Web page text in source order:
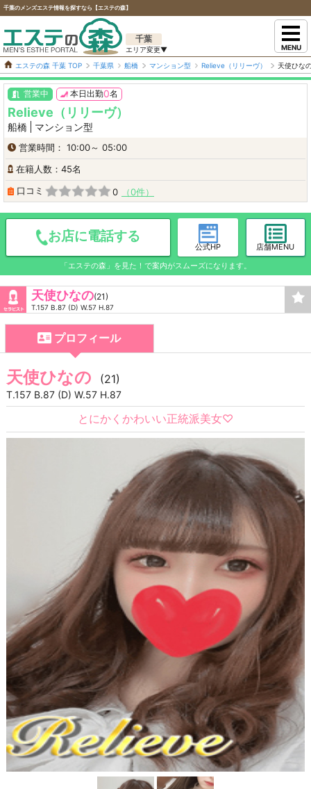
千葉のメンズエステ情報を探すなら【エステの森】
千葉
MENU
エステの森 千葉 TOP 千葉県 船橋 マンション型 Relieve（リリーヴ） 天使ひな
営業中 本日出勤0名
Relieve（リリーヴ）
船橋 マンション型
営業時間： 10:00～ 05:00
在籍人数：45名
口コミ
0 0件
お店に電話する
公式HP
店舗MENU
「エステの森」を見た！で案内がスムーズになります。
天使ひなの(21)
T.157 B.87 (D) W.57 H.87
プロフィール
天使ひなの (21)
T.157 B.87 (D) W.57 H.87
とにかくかわいい正統派美女♡